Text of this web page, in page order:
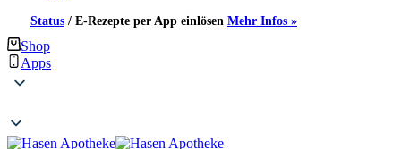
Status / E-Rezepte per App einlösen Mehr Infos »
Shop
Apps